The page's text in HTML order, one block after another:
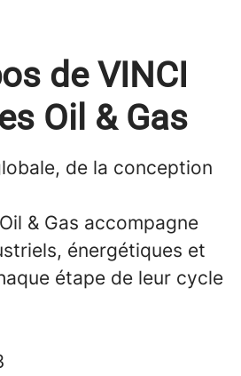
de VINCI
Oil & Gas
de la conception
& Gas accompagne
énergétiques et
étape de leur cycle